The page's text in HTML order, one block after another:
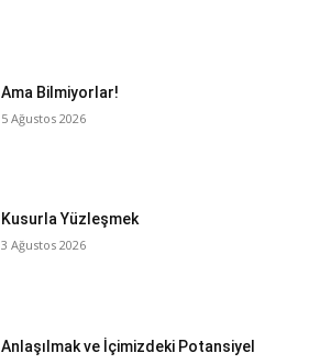
Ama Bilmiyorlar!
5 Ağustos 2026
Kusurla Yüzleşmek
3 Ağustos 2026
Anlaşılmak ve İçimizdeki Potansiyel